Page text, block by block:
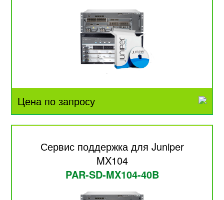
Цена по запросу
Сервис поддержка для Juniper
MX104
PAR-SD-MX104-40B